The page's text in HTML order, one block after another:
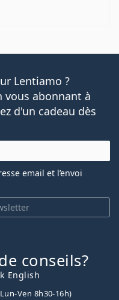
Lentiamo ?
vous abonnant à
d'un cadeau dès
email et l’envoi
conseils?
English
Ven 8h30-16h)